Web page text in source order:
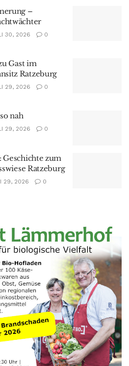
–
30, 2026
0
Gast im
Ratzeburg
29, 2026
0
nah
29, 2026
0
Geschichte zum
Ratzeburg
29, 2026
0